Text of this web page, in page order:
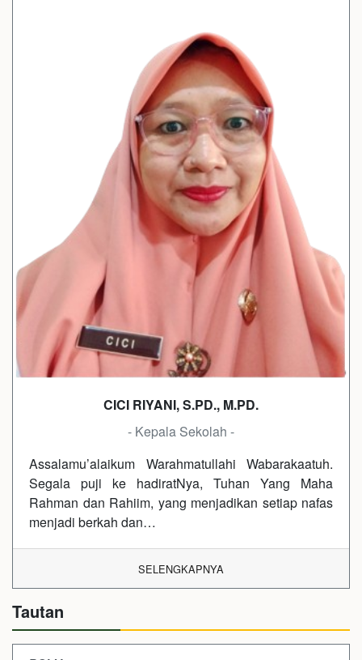
CICI RIYANI, S.PD., M.PD.
- Kepala Sekolah -
Assalamu’alaikum Warahmatullahi Wabarakaatuh.
Segala puji ke hadiratNya, Tuhan Yang Maha
Rahman dan Rahiim, yang menjadikan setiap nafas
menjadi berkah dan…
SELENGKAPNYA
Tautan